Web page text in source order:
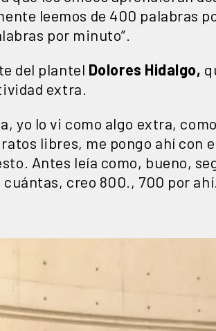
leemos de 400 palabras
por minuto”.
del plantel Dolores Hidalgo,
extra.
yo lo vi como algo extra,
libres, me pongo ahí con
Antes leía como, bueno,
creo 800., 700 por